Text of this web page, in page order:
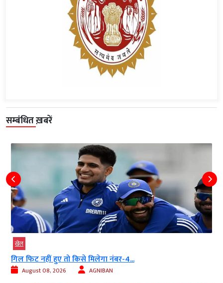
सम्बंधित ख़बरें
देर रात ऋषभ पंत ने CM पुष्कर धामी...
August 08, 2026